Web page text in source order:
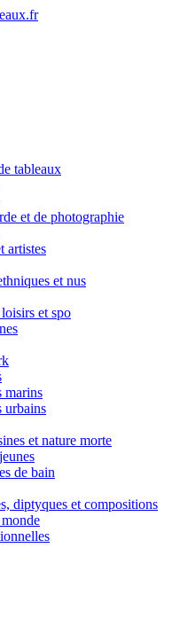
tableaux
et de photographie
artistes
et nus
et spo
marins
urbains
et nature morte
de bain
diptyques et compositions